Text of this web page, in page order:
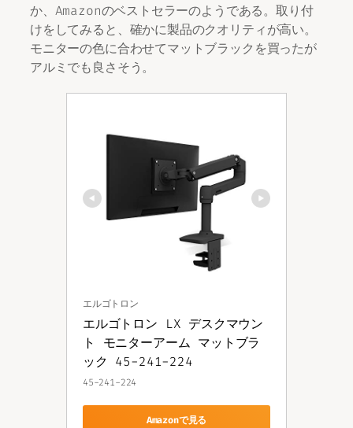
か、Amazonのベストセラーのようである。取り付
けをしてみると、確かに製品のクオリティが高い。
モニターの色に合わせてマットブラックを買ったが
アルミでも良さそう。
エルゴトロン
エルゴトロン LX デスクマウン
ト モニターアーム マットブラ
ック 45-241-224
45-241-224
Amazonで見る